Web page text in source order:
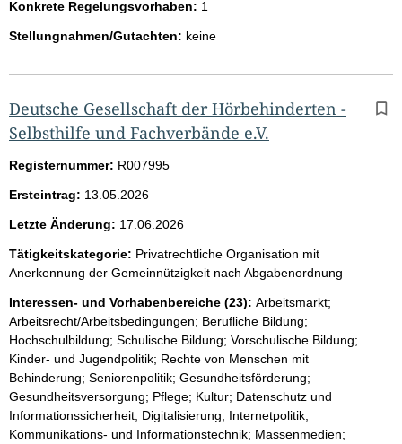
Konkrete Regelungsvorhaben: 1
Stellungnahmen/Gutachten: keine
Deutsche Gesellschaft der Hörbehinderten -
Selbsthilfe und Fachverbände e.V.
Registernummer: R007995
Ersteintrag: 13.05.2026
Letzte Änderung: 17.06.2026
Tätigkeitskategorie: Privatrechtliche Organisation mit
Anerkennung der Gemeinnützigkeit nach Abgabenordnung
Interessen- und Vorhabenbereiche (23): Arbeitsmarkt;
Arbeitsrecht/Arbeitsbedingungen; Berufliche Bildung;
Hochschulbildung; Schulische Bildung; Vorschulische Bildung;
Kinder- und Jugendpolitik; Rechte von Menschen mit
Behinderung; Seniorenpolitik; Gesundheitsförderung;
Gesundheitsversorgung; Pflege; Kultur; Datenschutz und
Informationssicherheit; Digitalisierung; Internetpolitik;
Kommunikations- und Informationstechnik; Massenmedien;